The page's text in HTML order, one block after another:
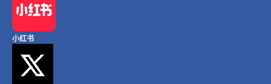
小红书